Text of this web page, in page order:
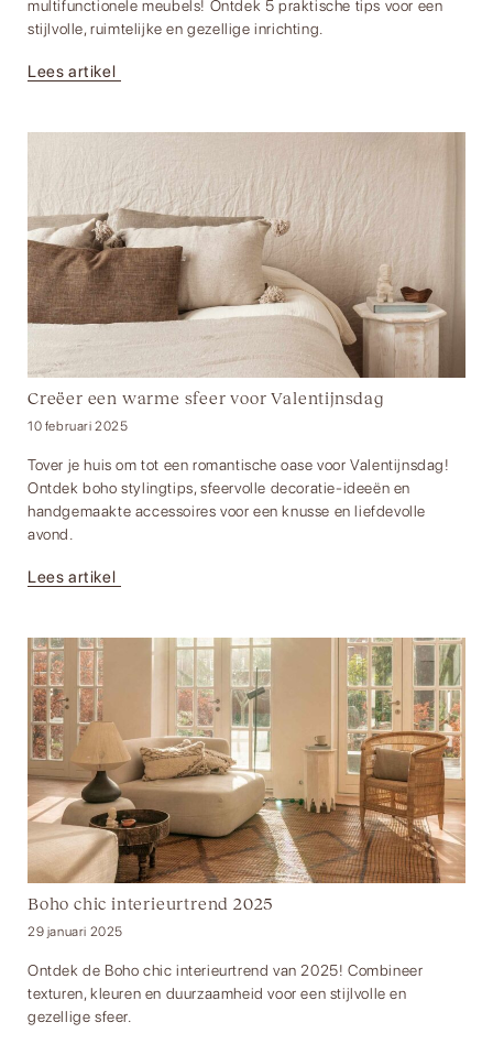
multifunctionele meubels! Ontdek 5 praktische tips voor een
stijlvolle, ruimtelijke en gezellige inrichting.
Lees artikel
Creëer een warme sfeer voor Valentijnsdag
10 februari 2025
Tover je huis om tot een romantische oase voor Valentijnsdag!
Ontdek boho stylingtips, sfeervolle decoratie-ideeën en
handgemaakte accessoires voor een knusse en liefdevolle
avond.
Lees artikel
Boho chic interieurtrend 2025
29 januari 2025
Ontdek de Boho chic interieurtrend van 2025! Combineer
texturen, kleuren en duurzaamheid voor een stijlvolle en
gezellige sfeer.